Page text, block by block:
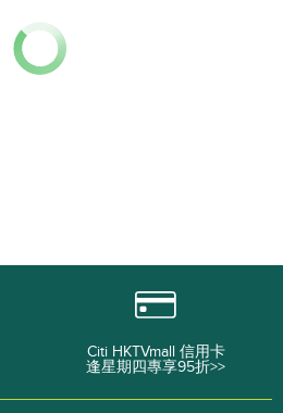
Citi HKTVmall 信用卡
逢星期四專享95折>>